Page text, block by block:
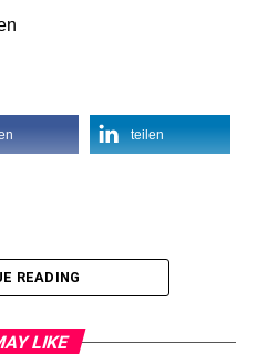
teilen
READING
LIKE